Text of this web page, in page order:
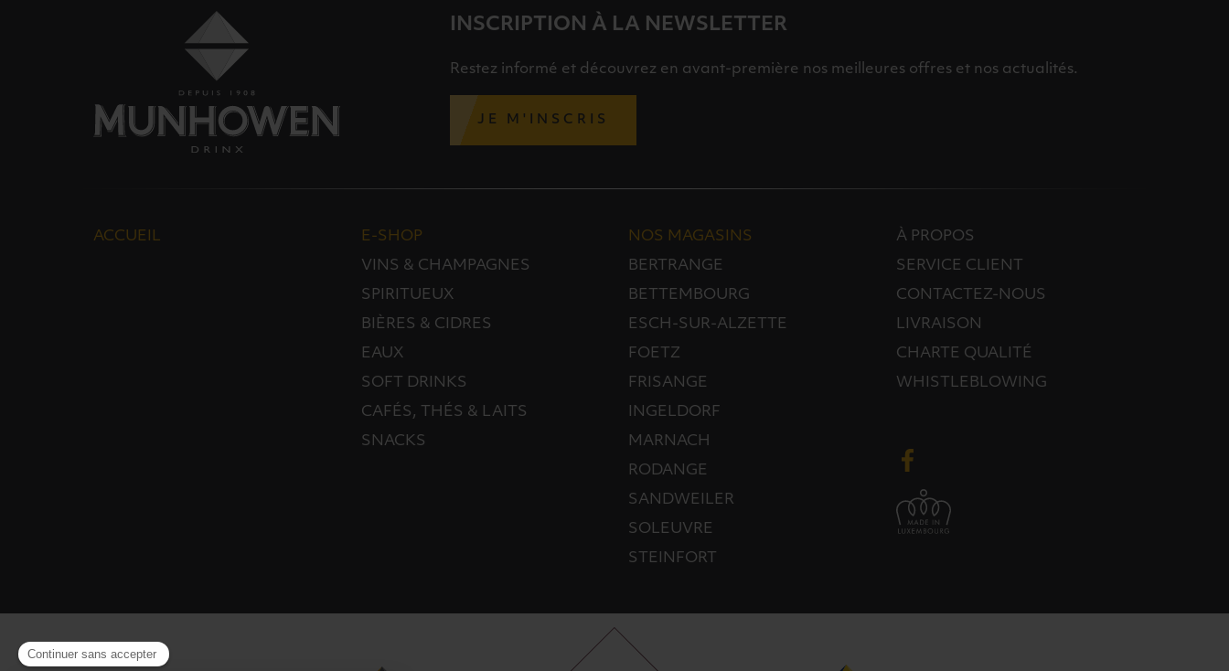
INSCRIPTION À LA NEWSLETTER
Restez informé et découvrez en avant-première nos meilleures offres et nos actualités.
JE M'INSCRIS
ACCUEIL
E-SHOP
VINS & CHAMPAGNES
SPIRITUEUX
BIÈRES & CIDRES
EAUX
SOFT DRINKS
CAFÉS, THÉS & LAITS
SNACKS
NOS MAGASINS
BERTRANGE
BETTEMBOURG
ESCH-SUR-ALZETTE
FOETZ
FRISANGE
INGELDORF
MARNACH
RODANGE
SANDWEILER
SOLEUVRE
STEINFORT
À PROPOS
SERVICE CLIENT
CONTACTEZ-NOUS
LIVRAISON
CHARTE QUALITÉ
WHISTLEBLOWING